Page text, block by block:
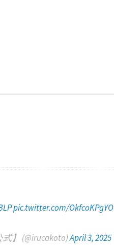
pic.twitter.com/OkfcoKPgYO
】 (@irucakoto)April 3, 2025